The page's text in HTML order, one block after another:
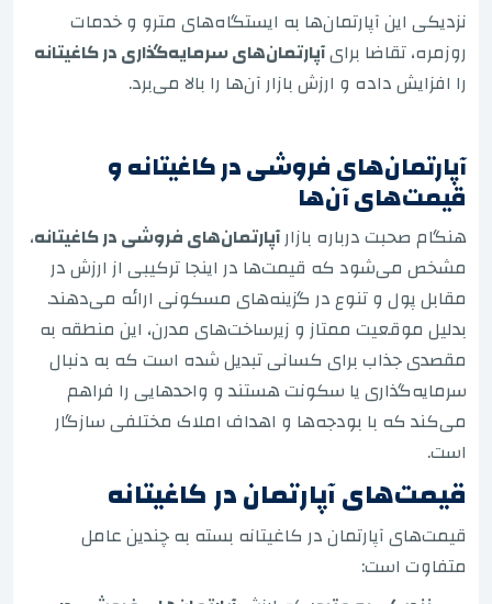
نزدیکی این آپارتمان‌ها به ایستگاه‌های مترو و خدمات
روزمره، تقاضا برایآپارتمان‌های سرمایه‌گذاری در کاغیتانه
را افزایش داده و ارزش بازار آن‌ها را بالا می‌برد.
آپارتمان‌های فروشی در کاغیتانه و
قیمت‌های آن‌ها
هنگام صحبت درباره بازارآپارتمان‌های فروشی در کاغیتانه،
مشخص می‌شود که قیمت‌ها در اینجا ترکیبی از ارزش در
مقابل پول و تنوع در گزینه‌های مسکونی ارائه می‌دهند.
بدلیل موقعیت ممتاز و زیرساخت‌های مدرن، این منطقه به
مقصدی جذاب برای کسانی تبدیل شده است که به دنبال
سرمایه‌گذاری یا سکونت هستند و واحدهایی را فراهم
می‌کند که با بودجه‌ها و اهداف املاک مختلفی سازگار
است.
قیمت‌های آپارتمان در کاغیتانه
قیمت‌های آپارتمان در کاغیتانه بسته به چندین عامل
متفاوت است: